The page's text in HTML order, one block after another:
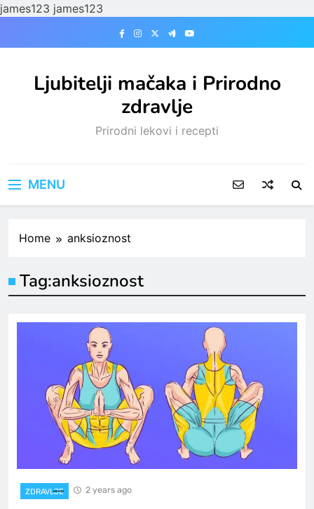
james123 james123
Ljubitelji mačaka i Prirodno
zdravlje
Prirodni lekovi i recepti
MENU
Home anksioznost
Tag:anksioznost
ZDRAVLJE 2 years ago